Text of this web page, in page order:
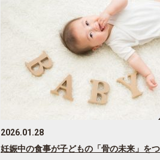
2026.01.28
妊娠中の食事が子どもの「骨の未来」を